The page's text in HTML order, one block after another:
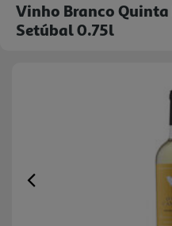
Vinho Branco Quinta
Setúbal 0.75l
Previous